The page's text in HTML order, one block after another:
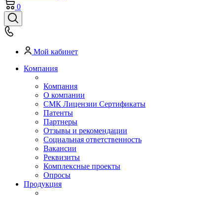
0
Мой кабинет
Компания
Компания
О компании
СМК Лицензии Сертификаты
Патенты
Партнеры
Отзывы и рекомендации
Социальная ответственность
Вакансии
Реквизиты
Комплексные проекты
Опросы
Продукция